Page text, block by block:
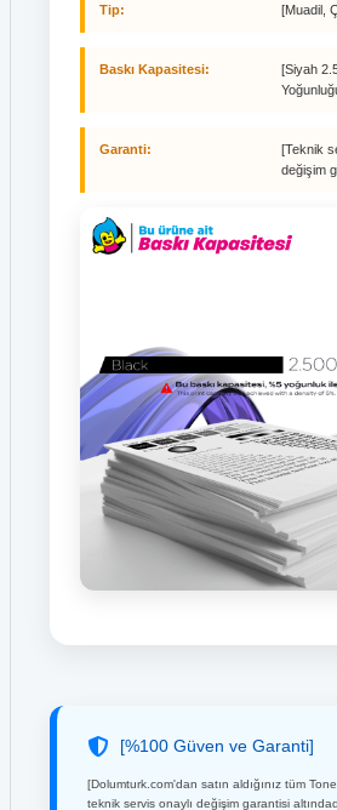
Tip: [Muadil,
Baskı Kapasitesi:
[Siyah
Garanti:
[Teknik
değişim
[%100 Güven ve Garanti]
[Dolumturk.com'dan satın aldığınız tüm
teknik servis onaylı değişim garantisi